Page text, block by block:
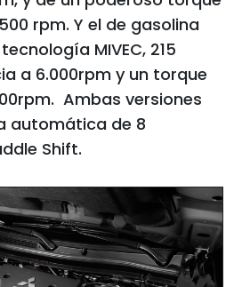
rpm. Y el de gasolina
MIVEC, 215
a 6.000rpm y un torque
Ambas versiones
automática de 8
Shift.